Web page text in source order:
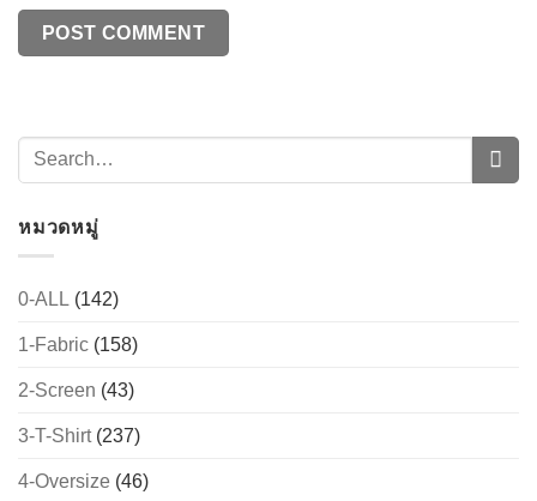
หมวดหมู่
0-ALL (142)
1-Fabric (158)
2-Screen (43)
3-T-Shirt(237)
4-Oversize (46)